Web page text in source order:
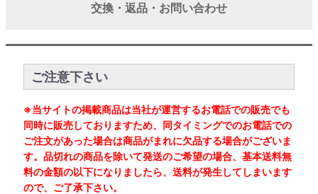
交換・返品・お問い合わせ
ご注意下さい
※当サイトの掲載商品は当社が運営するお電話での販売でも
同時に販売しておりますため、同タイミングでのお電話での
ご注文があった場合は商品がまれに欠品する場合がございま
す。品切れの商品を除いて発送のご希望の場合、基本送料無
料の金額の以下になりましたら、送料が発生してしまいます
ので、ご了承下さい。